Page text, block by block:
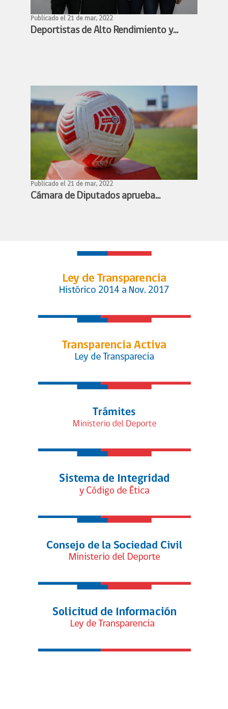
Publicado el 21 de mar, 2022
Deportistas de Alto Rendimiento y
de alto rendimiento
Publicado el 21 de mar, 2022
Cámara de Diputados aprueba